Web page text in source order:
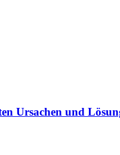
Ursachen und